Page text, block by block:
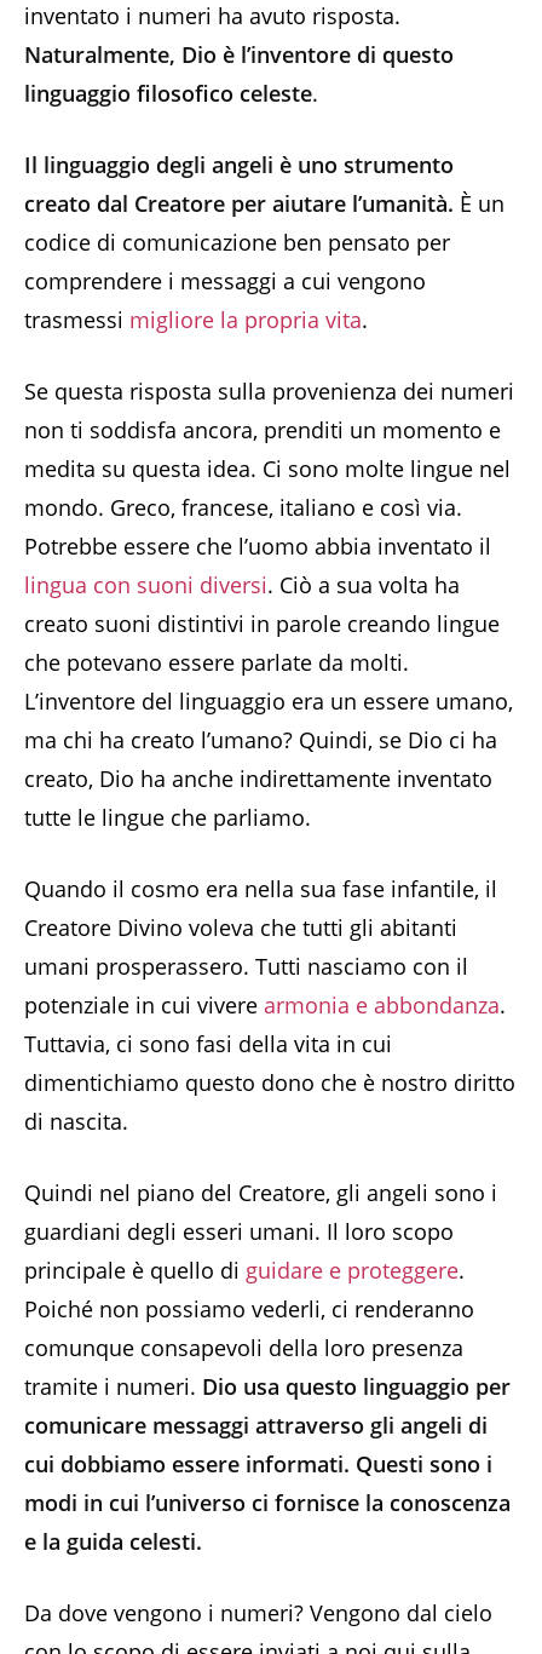
inventato i numeri ha avuto risposta.
Naturalmente, Dio è l’inventore di questo
linguaggio filosofico celeste.
Il linguaggio degli angeli è uno strumento
creato dal Creatore per aiutare l’umanità. È un
codice di comunicazione ben pensato per
comprendere i messaggi a cui vengono
trasmessi migliore la propria vita.
Se questa risposta sulla provenienza dei numeri
non ti soddisfa ancora, prenditi un momento e
medita su questa idea. Ci sono molte lingue nel
mondo. Greco, francese, italiano e così via.
Potrebbe essere che l’uomo abbia inventato il
lingua con suoni diversi. Ciò a sua volta ha
creato suoni distintivi in ​​parole creando lingue
che potevano essere parlate da molti.
L’inventore del linguaggio era un essere umano,
ma chi ha creato l’umano? Quindi, se Dio ci ha
creato, Dio ha anche indirettamente inventato
tutte le lingue che parliamo.
Quando il cosmo era nella sua fase infantile, il
Creatore Divino voleva che tutti gli abitanti
umani prosperassero. Tutti nasciamo con il
potenziale in cui vivere armonia e abbondanza.
Tuttavia, ci sono fasi della vita in cui
dimentichiamo questo dono che è nostro diritto
di nascita.
Quindi nel piano del Creatore, gli angeli sono i
guardiani degli esseri umani. Il loro scopo
principale è quello di guidare e proteggere.
Poiché non possiamo vederli, ci renderanno
comunque consapevoli della loro presenza
tramite i numeri. Dio usa questo linguaggio per
comunicare messaggi attraverso gli angeli di
cui dobbiamo essere informati. Questi sono i
modi in cui l’universo ci fornisce la conoscenza
e la guida celesti.
Da dove vengono i numeri? Vengono dal cielo